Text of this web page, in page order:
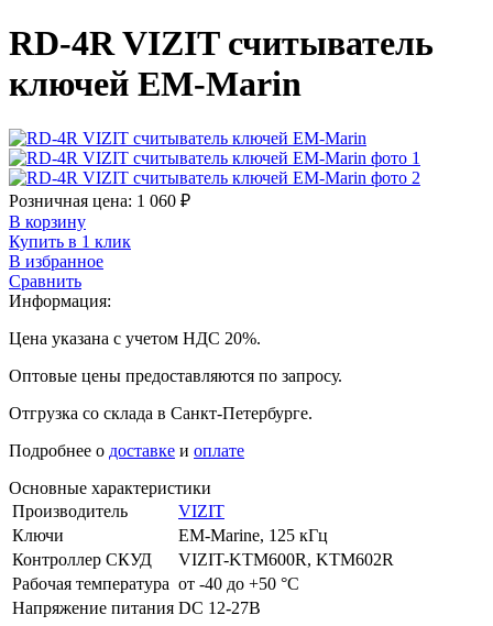
RD-4R VIZIT считыватель
ключей EM-Marin
Розничная цена: 1 060 ₽
В корзину
Купить в 1 клик
В избранное
Сравнить
Информация:
Цена указана с учетом НДС 20%.
Оптовые цены предоставляются по запросу.
Отгрузка со склада в Санкт-Петербурге.
Подробнее о доставке и оплате
Основные характеристики
Производитель
VIZIT
Ключи
EM-Marine, 125 кГц
Контроллер СКУД
VIZIT-KTM600R, KTM602R
Рабочая температура от -40 до +50 °С
Напряжение питания DC 12-27В